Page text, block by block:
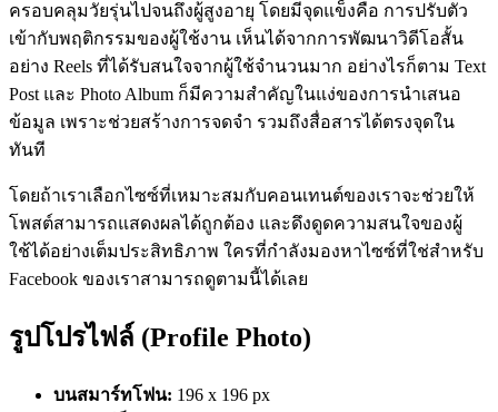
ครอบคลุมวัยรุ่นไปจนถึงผู้สูงอายุ โดยมีจุดแข็งคือ การปรับตัว
เข้ากับพฤติกรรมของผู้ใช้งาน เห็นได้จากการพัฒนาวิดีโอสั้น
อย่าง Reels ที่ได้รับสนใจจากผู้ใช้จำนวนมาก อย่างไรก็ตาม Text
Post และ Photo Album ก็มีความสำคัญในแง่ของการนำเสนอ
ข้อมูล เพราะช่วยสร้างการจดจำ รวมถึงสื่อสารได้ตรงจุดใน
ทันที
โดยถ้าเราเลือกไซซ์ที่เหมาะสมกับคอนเทนต์ของเราจะช่วยให้
โพสต์สามารถแสดงผลได้ถูกต้อง และดึงดูดความสนใจของผู้
ใช้ได้อย่างเต็มประสิทธิภาพ ใครที่กำลังมองหาไซซ์ที่ใช่สำหรับ
Facebook ของเราสามารถดูตามนี้ได้เลย
รูปโปรไฟล์ (Profile Photo)
บนสมาร์ทโฟน: 196 x 196 px